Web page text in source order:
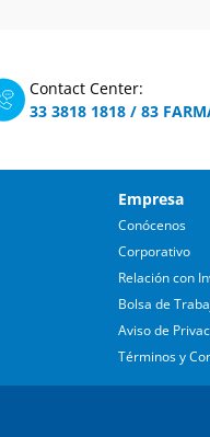
Contact Center:
33 3818 1818 / 83
Empresa
Conócenos
Corporativo
Relación con
Bolsa de
Aviso de
Términos y